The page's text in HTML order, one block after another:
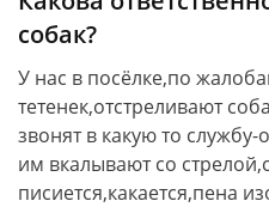
собак?
У нас в посёлке,по
тетенек,отстреливают
звонят в какую то
им вкалывают со
писиется,какается,пена